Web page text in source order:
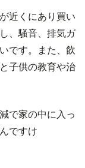
近くにあり買い
、騒音、排気ガ
です。また、飲
子供の教育や治
で家の中に入っ
ですけ